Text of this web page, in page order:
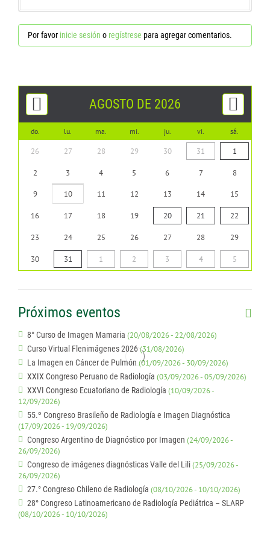
Por favor inicie sesión o regístrese para agregar comentarios.
AGOSTO DE 2026
do. lu. ma. mi. ju. vi. sá.
26 27 28 29 30 31 1
2 3 4 5 6 7 8
9 10 11 12 13 14 15
16 17 18 19 20 21 22
23 24 25 26 27 28 29
30 31 1 2 3 4 5
Próximos eventos
8° Curso de Imagen Mamaria (20/08/2026 - 22/08/2026)
Curso Virtual Flenimágenes 2026(31/08/2026)
La Imagen en Cáncer de Pulmón (01/09/2026 - 30/09/2026)
XXIX Congreso Peruano de Radiología (03/09/2026 - 05/09/2026)
XXVI Congreso Ecuatoriano de Radiología (10/09/2026 -
12/09/2026)
55.º Congreso Brasileño de Radiología e Imagen Diagnóstica
(17/09/2026 - 19/09/2026)
Congreso Argentino de Diagnóstico por Imagen (24/09/2026 -
26/09/2026)
Congreso de imágenes diagnósticas Valle del Lili(25/09/2026 -
26/09/2026)
27.° Congreso Chileno de Radiología (08/10/2026 - 10/10/2026)
28° Congreso Latinoamericano de Radiología Pediátrica – SLARP
(08/10/2026 - 10/10/2026)